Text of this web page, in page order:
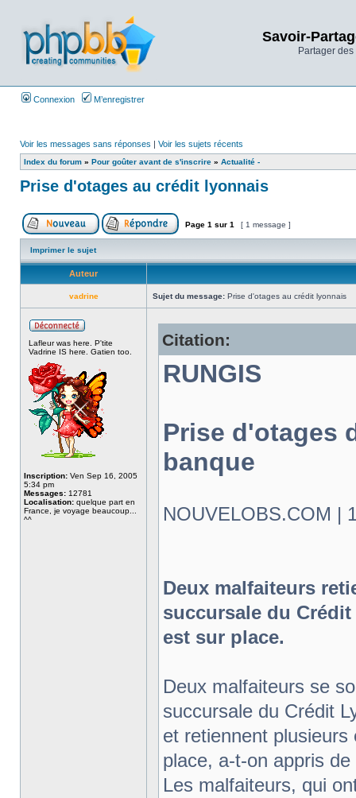
Savoir-
Partager
Connexion M’enregistrer
Voir les messages sans réponses | Voir les sujets récents
Index du forum » Pour goûter avant de s'inscrire » Actualité -
Prise d'otages au crédit lyonnais
Page 1 sur 1 [ 1 message ]
Imprimer le sujet
Auteur
vadrine Sujet du message: Prise d'otages au crédit lyonnais
Lafleur was here. P'tite
Vadrine IS here. Gatien too.
Inscription: Ven Sep 16, 2005
5:34 pm
Messages: 12781
Localisation: quelque part en
France, je voyage beaucoup...
^^
Citation:
RUNGIS
Prise d'otages
banque
NOUVELOBS.COM |
Deux malfaiteurs
succursale du
est sur place.
Deux malfaiteurs se
succursale du Crédit
et retiennent
place, a-t-on appris
Les malfaiteurs, qui